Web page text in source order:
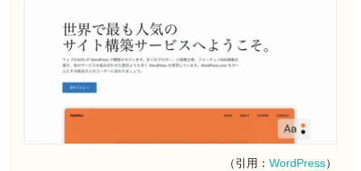
（引用：WordPress）